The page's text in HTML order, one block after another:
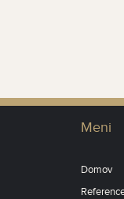
Meni
Domov